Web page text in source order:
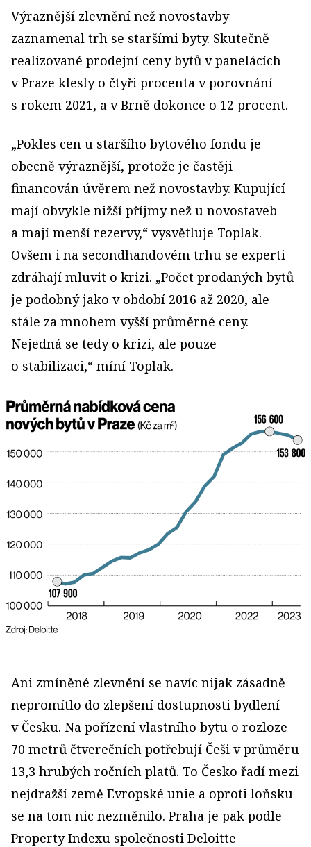
Výraznější zlevnění než novostavby
zaznamenal trh se staršími byty. Skutečně
realizované prodejní ceny bytů v panelácích
v Praze klesly o čtyři procenta v porovnání
s rokem 2021, a v Brně dokonce o 12 procent.
„Pokles cen u staršího bytového fondu je
obecně výraznější, protože je častěji
financován úvěrem než novostavby. Kupující
mají obvykle nižší příjmy než u novostaveb
a mají menší rezervy,“ vysvětluje Toplak.
Ovšem i na second­handovém trhu se experti
zdráhají mluvit o krizi. „Počet prodaných bytů
je podobný jako v období 2016 až 2020, ale
stále za mnohem vyšší průměrné ceny.
Nejedná se tedy o krizi, ale pouze
o stabilizaci,“ míní Toplak.
Ani zmíněné zlevnění se navíc nijak zásadně
nepromítlo do zlepšení dostupnosti bydlení
v Česku. Na pořízení vlastního bytu o rozloze
70 metrů čtverečních potřebují Češi v průměru
13,3 hrubých ročních platů. To Česko řadí mezi
nejdražší země Evropské unie a oproti loňsku
se na tom nic nezměnilo. Praha je pak podle
Property Indexu společnosti Deloitte